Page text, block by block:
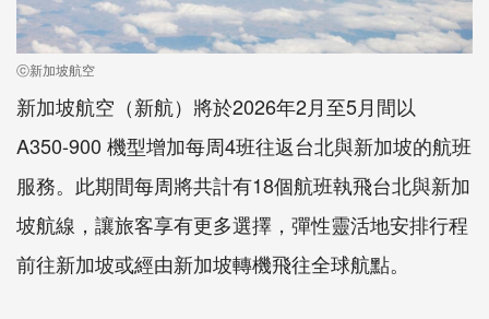
ⓒ新加坡航空
新加坡航空（新航）將於2026年2月至5月間以
A350-900 機型增加每周4班往返台北與新加坡的航班
服務。此期間每周將共計有18個航班執飛台北與新加
坡航線，讓旅客享有更多選擇，彈性靈活地安排行程
前往新加坡或經由新加坡轉機飛往全球航點。